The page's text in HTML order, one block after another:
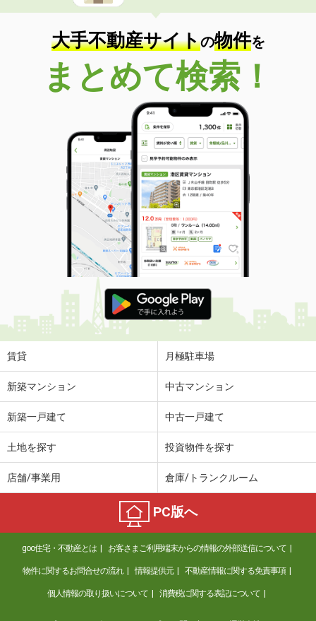
大手不動産サイトの物件を
まとめて検索！
賃貸 月極駐車場
新築マンション 中古マンション
新築一戸建て 中古一戸建て
土地を探す 投資物件を探す
店舗/事業用 倉庫/トランクルーム
PC版へ
goo住宅・不動産とは お客さまご利用端末からの情報の外部送信について
物件に関するお問合せの流れ 情報提供元 不動産情報に関する免責事項
個人情報の取り扱いについて 消費税に関する表記について